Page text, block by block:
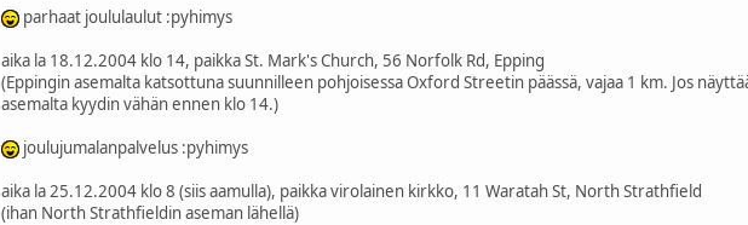
parhaat joululaulut :pyhimys
aika la 18.12.2004 klo 14, paikka St. Mark's Church, 56 Norfolk Rd, Epping
(Eppingin asemalta katsottuna suunnilleen pohjoisessa Oxford Streetin päässä, vajaa 1 km. Jos
asemalta kyydin vähän ennen klo 14.)
joulujumalanpalvelus :pyhimys
aika la 25.12.2004 klo 8 (siis aamulla), paikka virolainen kirkko, 11 Waratah St, North Strathfield
(ihan North Strathfieldin aseman lähellä)